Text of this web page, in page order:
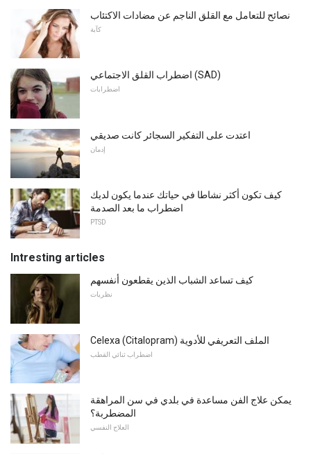
نصائح للتعامل مع القلق الناجم عن مضادات الاكتئاب
كآبة
اضطراب القلق الاجتماعي (SAD)
اضطرابات
اعتدت على التفكير السجائر كانت صديقي
إدمان
كيف تكون أكثر نشاطا في حياتك عندما يكون لديك
اضطراب ما بعد الصدمة
PTSD
Intresting articles
كيف تساعد الشباب الذين يقطعون أنفسهم
نظريات
Celexa (Citalopram) الملف التعريفي للأدوية
اضطراب ثنائي القطب
يمكن علاج الفن مساعدة في بلدي في سن المراهقة
المضطربة؟
العلاج النفسي